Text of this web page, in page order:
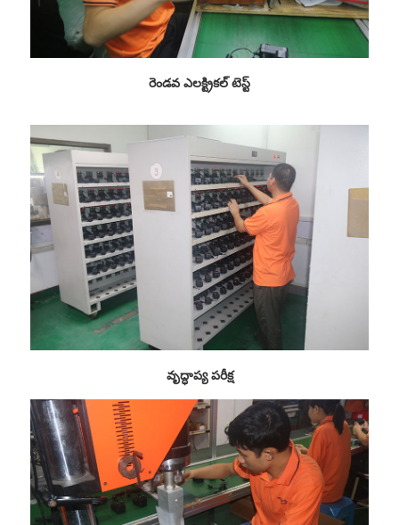
రెండవ ఎలక్ట్రికల్ టెస్ట్
వృద్ధాప్య పరీక్ష